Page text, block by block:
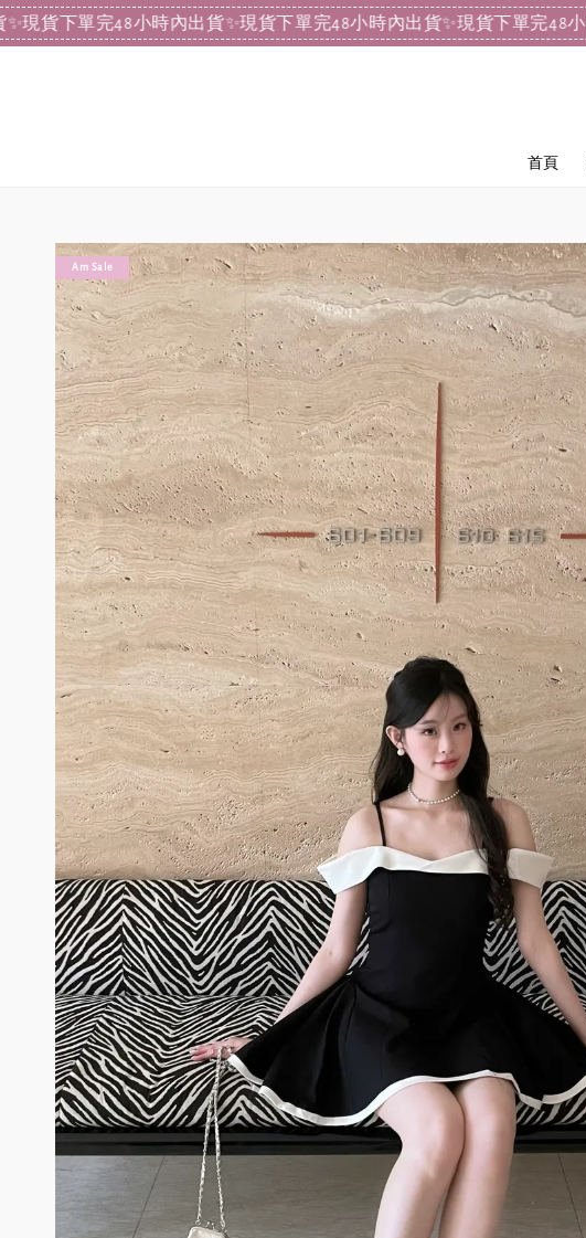
單完48小時內出貨✨現貨下單完48小時內出貨✨現貨下單完48小時內出貨
首頁
Am Sale